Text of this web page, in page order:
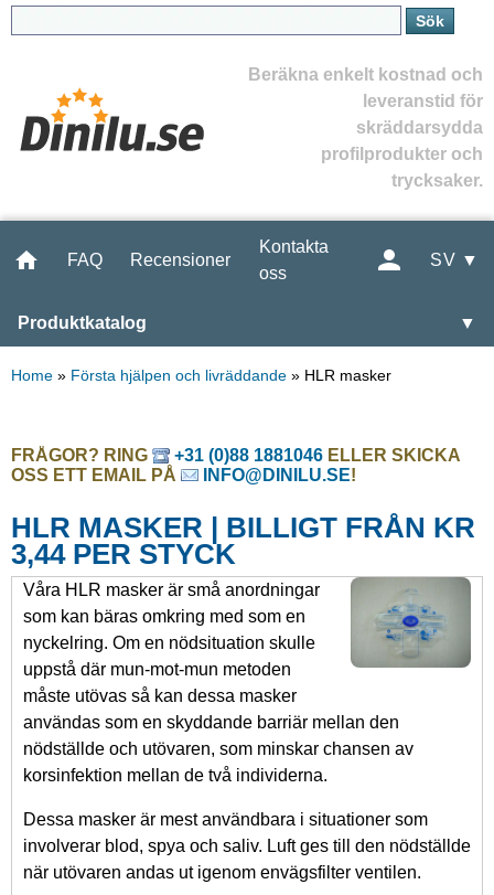
Beräkna enkelt kostnad och
leveranstid för
skräddarsydda
profilprodukter och
trycksaker.
FAQ Recensioner
Kontakta
oss
SV ▼
Produktkatalog ▼
Home » Första hjälpen och livräddande » HLR masker
FRÅGOR? RING +31 (0)88 1881046 ELLER SKICKA
OSS ETT EMAIL PÅ
INFO@DINILU.SE!
HLR MASKER | BILLIGT FRÅN KR
3,44 PER STYCK
Våra HLR masker är små anordningar
som kan bäras omkring med som en
nyckelring. Om en nödsituation skulle
uppstå där mun-mot-mun metoden
måste utövas så kan dessa masker
användas som en skyddande barriär mellan den
nödställde och utövaren, som minskar chansen av
korsinfektion mellan de två individerna.
Dessa masker är mest användbara i situationer som
involverar blod, spya och saliv. Luft ges till den nödställde
när utövaren andas ut igenom envägsfilter ventilen.